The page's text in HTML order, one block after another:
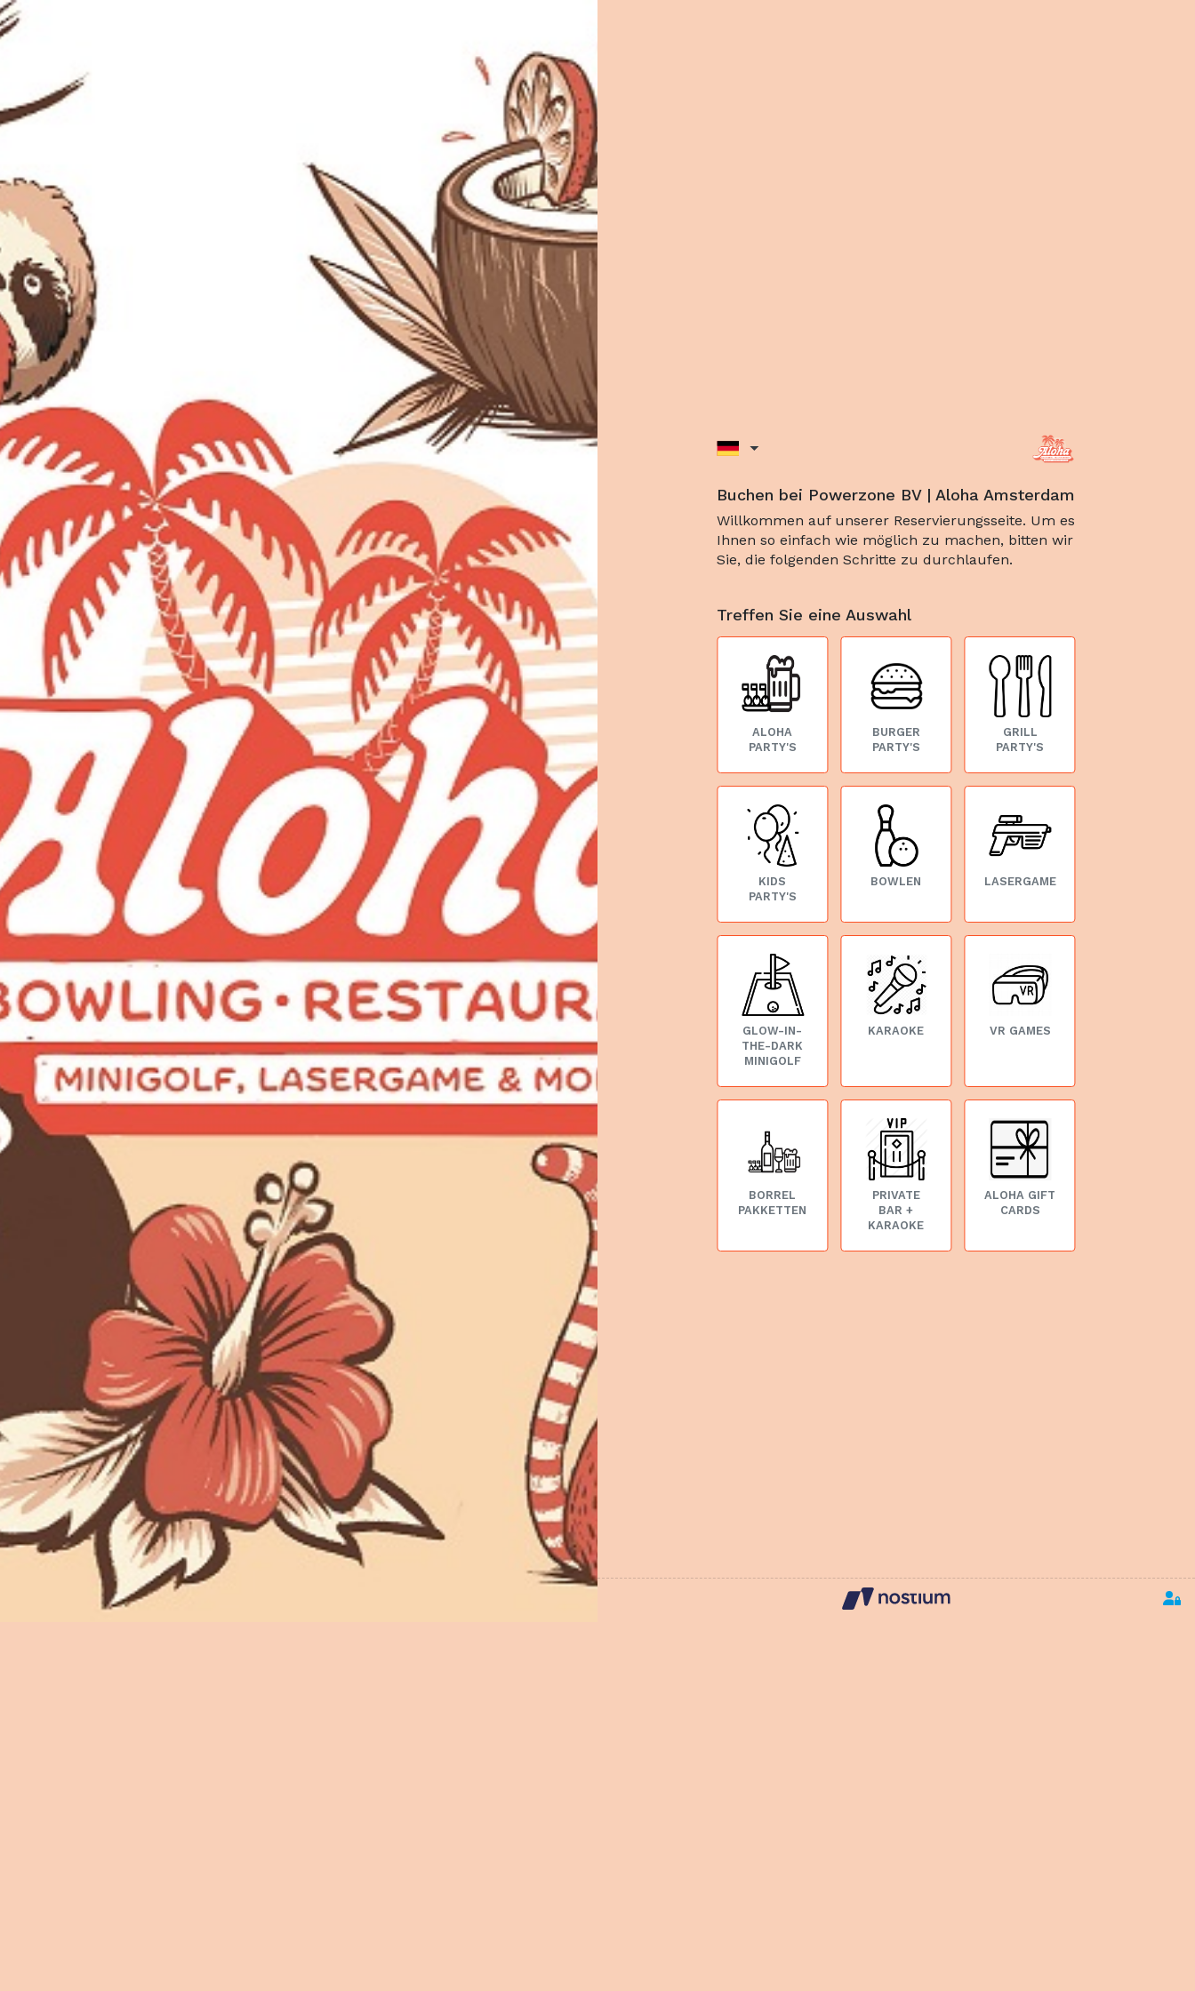
Buchen bei Powerzone BV | Aloha Amsterdam
Willkommen auf unserer Reservierungsseite. Um es
Ihnen so einfach wie möglich zu machen, bitten wir
Sie, die folgenden Schritte zu durchlaufen.
Treffen Sie eine Auswahl
ALOHA
PARTY'S
BURGER
PARTY'S
GRILL
PARTY'S
KIDS
PARTY'S
BOWLEN LASERGAME
GLOW-IN-
THE-DARK
MINIGOLF
KARAOKE VR GAMES
BORREL
PAKKETTEN
PRIVATE
BAR +
KARAOKE
ALOHA GIFT
CARDS